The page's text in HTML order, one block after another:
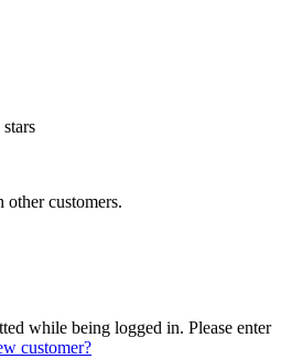
other customers.
while being logged in. Please enter
customer?